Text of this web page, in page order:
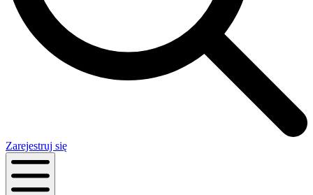
Zarejestruj się